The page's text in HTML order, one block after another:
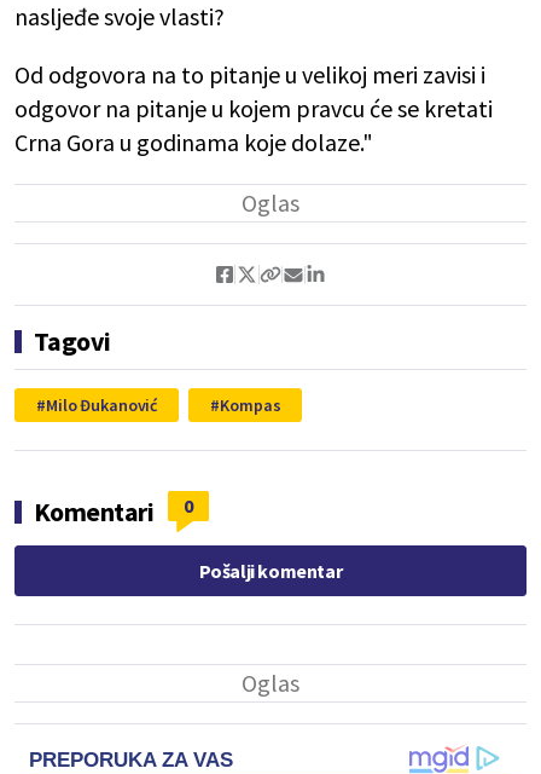
nasljeđe svoje vlasti?
Od odgovora na to pitanje u velikoj meri zavisi i
odgovor na pitanje u kojem pravcu će se kretati
Crna Gora u godinama koje dolaze."
Tagovi
Milo Đukanović Kompas
Komentari 0
Pošalji komentar
PREPORUKA ZA VAS